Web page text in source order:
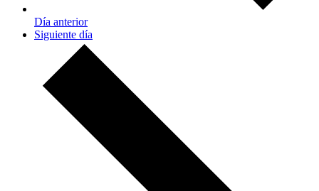
Día anterior
Siguiente día